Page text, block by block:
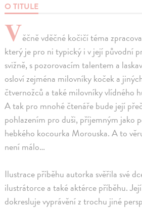
O TITULE
Věčně vděčné kočičí téma
který je pro ni typický i v její původní
svižně, s pozorovacím talentem a
osloví zejména milovníky koček a
čtvernožců a také milovníky vlídného
A tak pro mnohé čtenáře bude její
pohlazením pro duši, příjemným jako
hebkého kocourka Morouska. A to
není málo…
Ilustrace příběhu autorka svěřila své
ilustrátorce a také aktérce příběhu.
dokresluje vyprávění z trochu jiné